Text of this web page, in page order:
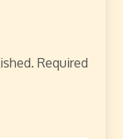
Required